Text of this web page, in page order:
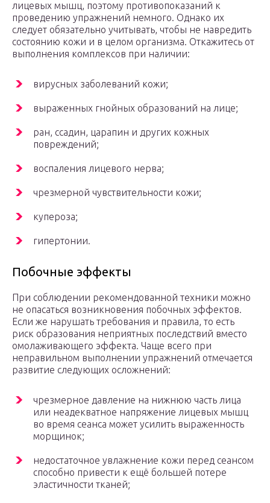
лицевых мышц, поэтому противопоказаний к
проведению упражнений немного. Однако их
следует обязательно учитывать, чтобы не навредить
состоянию кожи и в целом организма. Откажитесь от
выполнения комплексов при наличии:
вирусных заболеваний кожи;
выраженных гнойных образований на лице;
ран, ссадин, царапин и других кожных
повреждений;
воспаления лицевого нерва;
чрезмерной чувствительности кожи;
купероза;
гипертонии.
Побочные эффекты
При соблюдении рекомендованной техники можно
не опасаться возникновения побочных эффектов.
Если же нарушать требования и правила, то есть
риск образования неприятных последствий вместо
омолаживающего эффекта. Чаще всего при
неправильном выполнении упражнений отмечается
развитие следующих осложнений:
чрезмерное давление на нижнюю часть лица
или неадекватное напряжение лицевых мышц
во время сеанса может усилить выраженность
морщинок;
недостаточное увлажнение кожи перед сеансом
способно привести к ещё большей потере
эластичности тканей;